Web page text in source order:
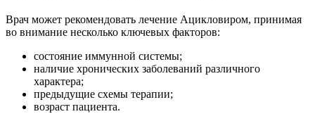
Врач может рекомендовать лечение Ацикловиром, принимая
во внимание несколько ключевых факторов:
состояние иммунной системы;
наличие хронических заболеваний различного
характера;
предыдущие схемы терапии;
возраст пациента.